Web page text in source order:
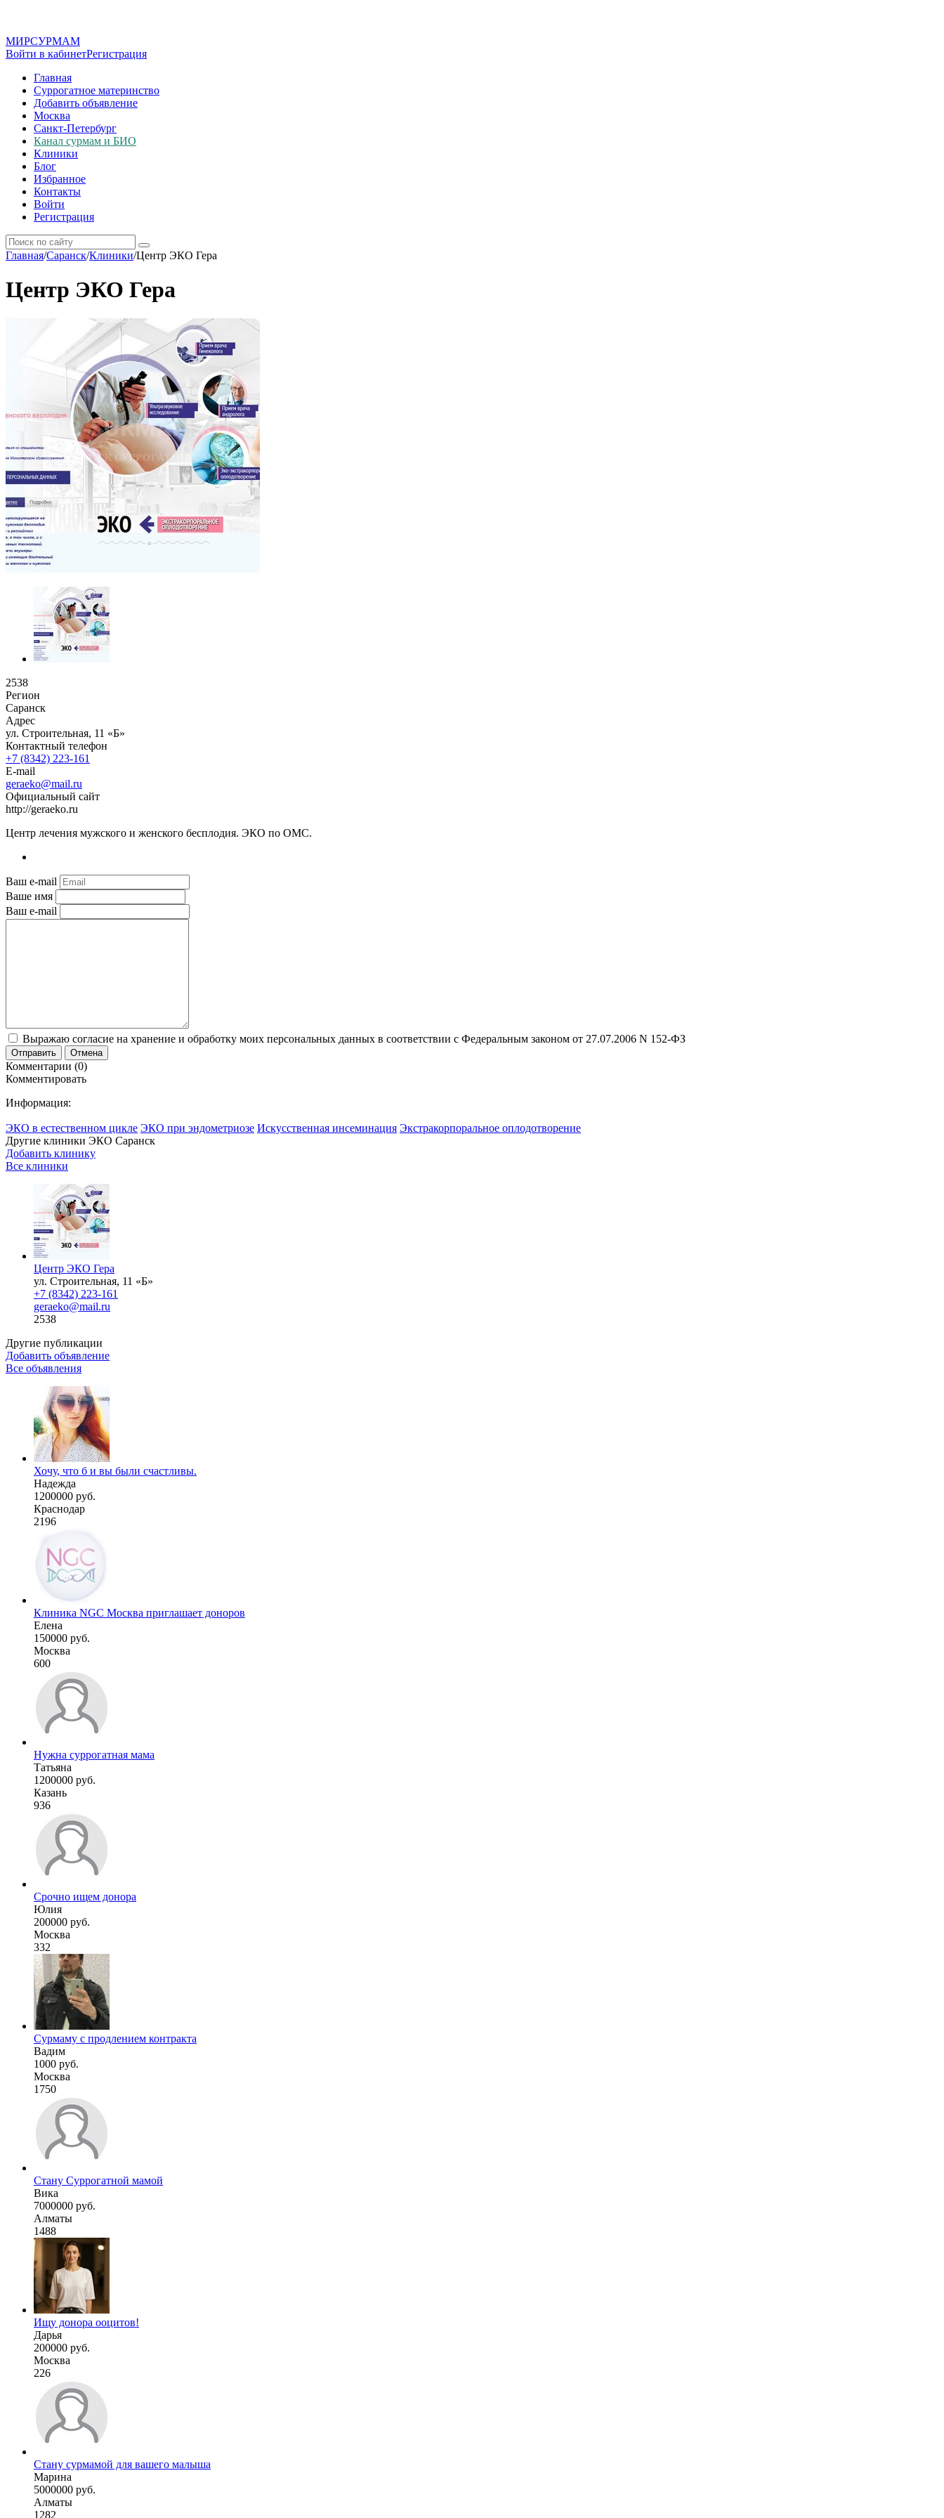
МИРСУРМАМ
Войти в кабинетРегистрация
Главная
Суррогатное материнство
Добавить объявление
Москва
Санкт-Петербург
Канал сурмам и БИО
Клиники
Блог
Избранное
Контакты
Войти
Регистрация
Главная/Саранск/Клиники/Центр ЭКО Гера
Центр ЭКО Гера
2538
Регион
Саранск
Адрес
ул. Строительная, 11 «Б»
Контактный телефон
+7 (8342) 223-161
E-mail
geraeko@mail.ru
Официальный сайт
http://geraeko.ru
Центр лечения мужского и женского бесплодия. ЭКО по ОМС.
Ваш e-mail
Ваше имя
Ваш e-mail
Выражаю согласие на хранение и обработку моих персональных данных в соответствии с Федеральным законом от 27.07.2006 N 152-ФЗ
Отправить Отмена
Комментарии (0)
Комментировать
Информация:
ЭКО в естественном цикле ЭКО при эндометриозе Искусственная инсеминация Экстракорпоральное оплодотворение
Другие клиники ЭКО Саранск
Добавить клинику
Все клиники
Центр ЭКО Гера
ул. Строительная, 11 «Б»
+7 (8342) 223-161
geraeko@mail.ru
2538
Другие публикации
Добавить объявление
Все объявления
Хочу, что б и вы были счастливы.
Надежда
1200000 руб.
Краснодар
2196
Клиника NGC Москва приглашает доноров
Елена
150000 руб.
Москва
600
Нужна суррогатная мама
Татьяна
1200000 руб.
Казань
936
Срочно ищем донора
Юлия
200000 руб.
Москва
332
Сурмаму с продлением контракта
Вадим
1000 руб.
Москва
1750
Стану Суррогатной мамой
Вика
7000000 руб.
Алматы
1488
Ищу донора ооцитов!
Дарья
200000 руб.
Москва
226
Стану сурмамой для вашего малыша
Марина
5000000 руб.
Алматы
1282